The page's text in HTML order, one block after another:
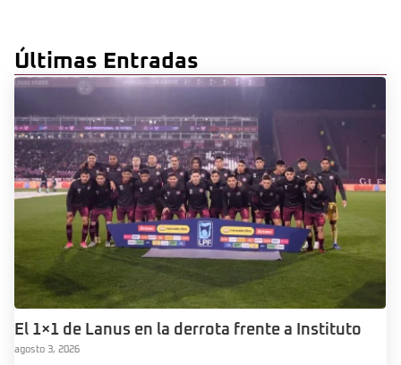
Últimas Entradas
El 1×1 de Lanus en la derrota frente a Instituto
agosto 3, 2026